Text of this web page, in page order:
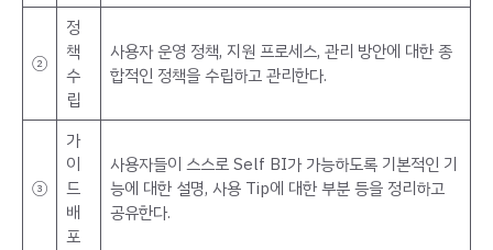
②
정
책
수
립
사용자 운영 정책, 지원 프로세스, 관리 방안에 대한 종
합적인 정책을 수립하고 관리한다.
③
가
이
드
배
포
사용자들이 스스로 Self BI가 가능하도록 기본적인 기
능에 대한 설명, 사용 Tip에 대한 부분 등을 정리하고
공유한다.